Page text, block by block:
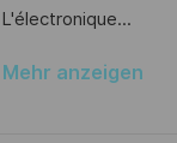
i
c
e
V
L'électronique...
Mehr anzeigen